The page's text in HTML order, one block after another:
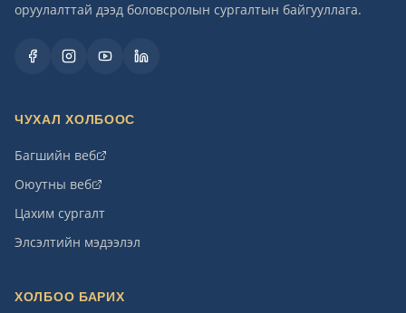
оруулалттай дээд боловсролын сургалтын байгууллага.
ЧУХАЛ ХОЛБООС
Багшийн веб
Оюутны веб
Цахим сургалт
Элсэлтийн мэдээлэл
ХОЛБОО БАРИХ